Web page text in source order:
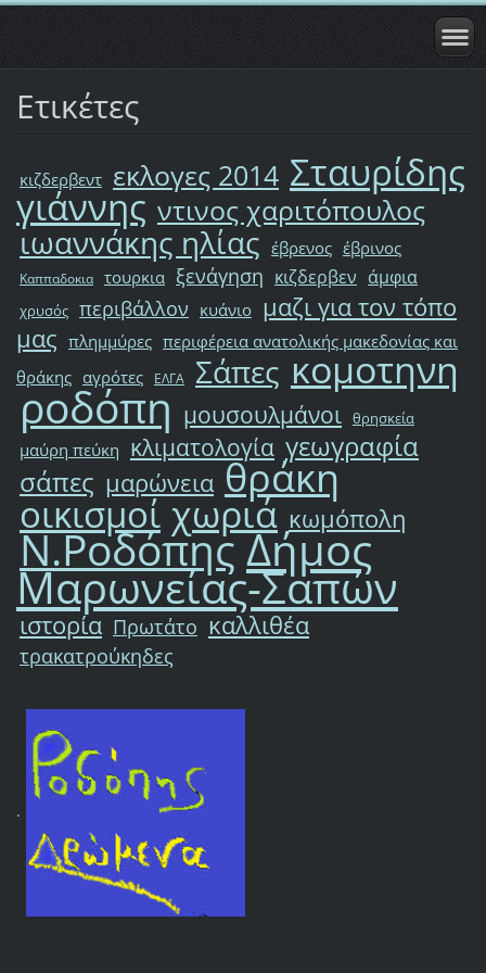
Ετικέτες
κιζδερβεντ εκλογες 2014 Σταυρίδης
γιάννης ντινος χαριτόπουλος
ιωαννάκης ηλίας έβρενος έβρινος
Καππαδοκια τουρκια ξενάγηση κιζδερβεν άμφια
χρυσός περιβάλλον κυάνιο
μαζι για τον τόπο
μας πλημμύρες περιφέρεια ανατολικής μακεδονίας και
θράκης αγρότες ΕΛΓΑ Σάπες κομοτηνη
ροδόπη μουσουλμάνοι θρησκεία
μαύρη πεύκη κλιματολογία γεωγραφία
σάπες μαρώνεια θράκη
οικισμοί χωριά κωμόπολη
Ν.ΡοδόπηςΔήμος
Μαρωνείας-Σαπών
ιστορία Πρωτάτο καλλιθέα
τρακατρούκηδες
.